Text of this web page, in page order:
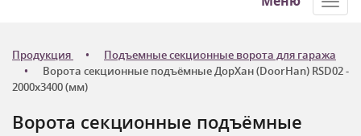
Продукция
Подъемные секционные ворота для гаража
Ворота секционные подъёмные ДорХан (DoorHan) RSD02 -
2000x3400 (мм)
Ворота секционные подъёмные